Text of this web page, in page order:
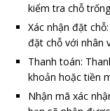
kiểm tra chỗ
Xác nhận đặt
đặt chỗ với nhân
Thanh toán:
khoản hoặc tiền
Nhận mã xác